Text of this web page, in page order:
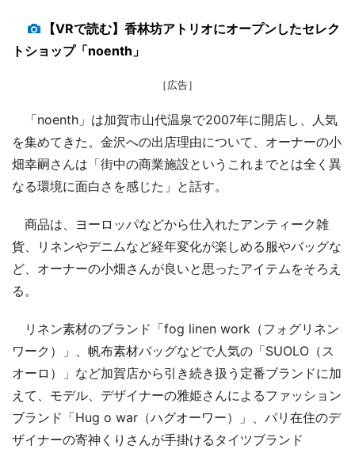
【VRで読む】香林坊アトリオにオープンしたセレク
トショップ「noenth」
［広告］
「noenth」は加賀市山代温泉で2007年に開店し、人気
を集めてきた。金沢への出店理由について、オーナーの小
畑幸嗣さんは「街中の商業施設というこれまでとは全く異
なる環境に面白さを感じた」と話す。
商品は、ヨーロッパなどから仕入れたアンティーク雑
貨、リネンやデニムなど経年変化が楽しめる服やバッグな
ど、オーナーの小畑さんが良いと思ったアイテムをそろえ
る。
リネン素材のブランド「fog linen work（フォグリネン
ワーク）」、帆布素材バッグなどで人気の「SUOLO（ス
オーロ）」など加賀店から引き続き扱う定番ブランドに加
えて、モデル、デザイナーの雅姫さんによるファッション
ブランド「Hug o war（ハグオーワー）」、パリ在住のデ
ザイナーの寄神くりさんが手掛けるタイツブランド